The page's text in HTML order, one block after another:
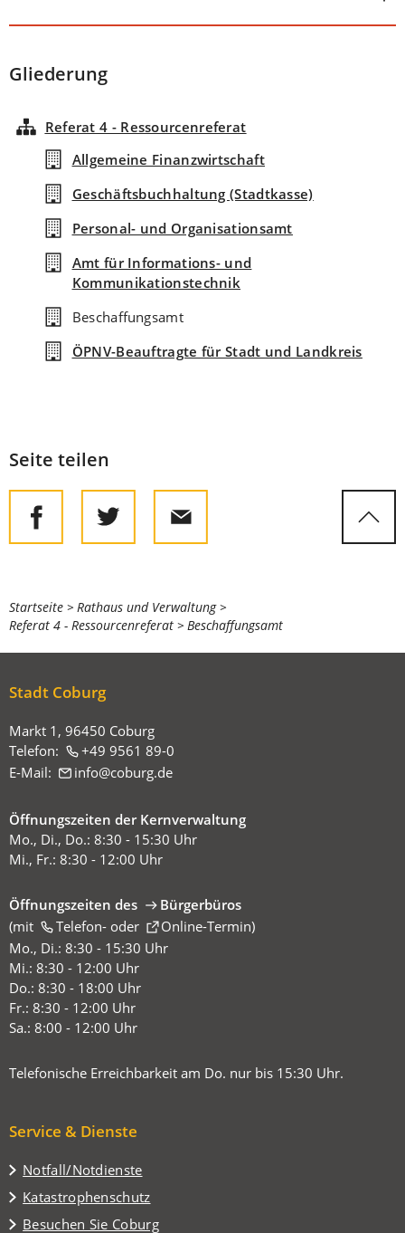
Gliederung
Referat 4 - Ressourcenreferat
Allgemeine Finanzwirtschaft
Geschäftsbuchhaltung (Stadtkasse)
Personal- und Organisationsamt
Amt für Informations- und
Kommunikationstechnik
Beschaffungsamt
ÖPNV-Beauftragte für Stadt und Landkreis
Seite teilen
Sie
befinden
hier:
Startseite
Rathaus und Verwaltung
Referat 4 - Ressourcenreferat
Beschaffungsamt
Stadt Coburg
Markt 1, 96450 Coburg
Telefon:
+49 9561 89-0
E-Mail:
info coburg de
Öffnungszeiten der Kernverwaltung
Mo., Di., Do.: 8:30 - 15:30 Uhr
Mi., Fr.: 8:30 - 12:00 Uhr
Öffnungszeiten des
Bürgerbüros
(mit
Telefon-oder Online-Termin
(Öffnet
in
einem
neuen
Tab)
)
Mo., Di.: 8:30 - 15:30 Uhr
Mi.: 8:30 - 12:00 Uhr
Do.: 8:30 - 18:00 Uhr
Fr.: 8:30 - 12:00 Uhr
Sa.: 8:00 - 12:00 Uhr
Telefonische Erreichbarkeit am Do. nur bis 15:30 Uhr.
Service & Dienste
Notfall/Notdienste
Katastrophenschutz
Besuchen Sie Coburg
(Öffnet